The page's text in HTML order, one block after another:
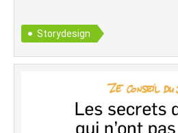
Storydesign